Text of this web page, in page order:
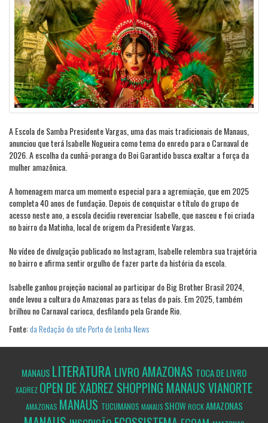
A Escola de Samba Presidente Vargas, uma das mais tradicionais de Manaus,
anunciou que terá Isabelle Nogueira como tema do enredo para o Carnaval de
2026. A escolha da cunhã-poranga do Boi Garantido busca exaltar a força da
mulher amazônica.
A homenagem marca um momento especial para a agremiação, que em 2025
completa 40 anos de fundação. Depois de conquistar o título do grupo de
acesso neste ano, a escola decidiu reverenciar Isabelle, que nasceu e foi criada
no bairro da Matinha, local de origem da Presidente Vargas.
No vídeo de divulgação publicado no Instagram, Isabelle relembra sua trajetória
no bairro e afirma sentir orgulho de fazer parte da história da escola.
Isabelle ganhou projeção nacional ao participar do Big Brother Brasil 2024,
onde levou a cultura do Amazonas para as telas do país. Em 2025, também
brilhou no Carnaval carioca, desfilando pela Grande Rio.
Fonte:da Redação do site Porto de Lenha News
MANAUS LITERATURA LIVROAMAZONAS TOCA DE LIVRO
XADREZ OPEN DE XADREZ SHOPPING MANAUS VIANORTE
AMAZONAS MANAUS TUCUMANOS MANAUS SHOWROCKAMAZONAS